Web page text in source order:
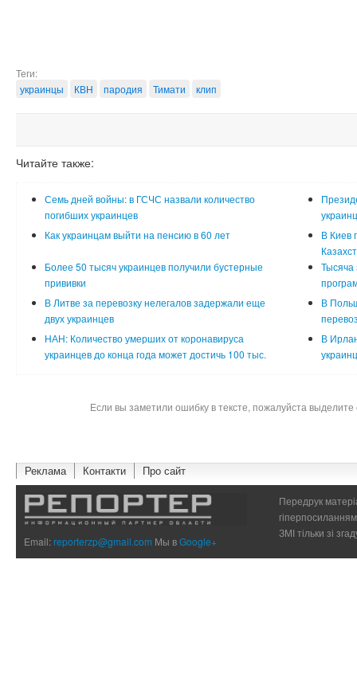
Теги:
украинцы
КВН пародия Тимати клип
Читайте также:
Семь дней войны: в ГСЧС назвали количество
погибших украинцев
Как украинцам выйти на пенсию в 60 лет
В Киев
Более 50 тысяч украинцев получили бустерные
прививки
Тысяча
В Литве за перевозку нелегалов задержали еще
двух украинцев
В
НАН: Количество умерших от коронавируса
украинцев до конца года может достичь 100 тыс.
В
Если вы заметили ошибку в тексте, пожалуйста
Реклама Контакти Про сайт
Email:reporterzp@gmail.com Мы вGoogle+
Передрук
ЗМІ тільки зі